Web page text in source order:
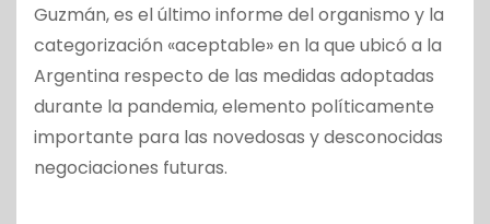
Guzmán, es el último informe del organismo y la
categorización «aceptable» en la que ubicó a la
Argentina respecto de las medidas adoptadas
durante la pandemia, elemento políticamente
importante para las novedosas y desconocidas
negociaciones futuras.